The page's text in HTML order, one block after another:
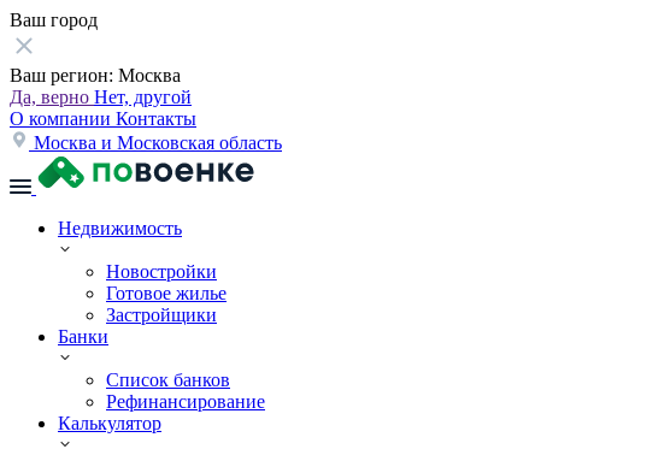
Ваш город
Ваш регион: Москва
Да, верно Нет, другой
О компании Контакты
Москва и Московская область
Недвижимость
Новостройки
Готовое жилье
Застройщики
Банки
Список банков
Рефинансирование
Калькулятор